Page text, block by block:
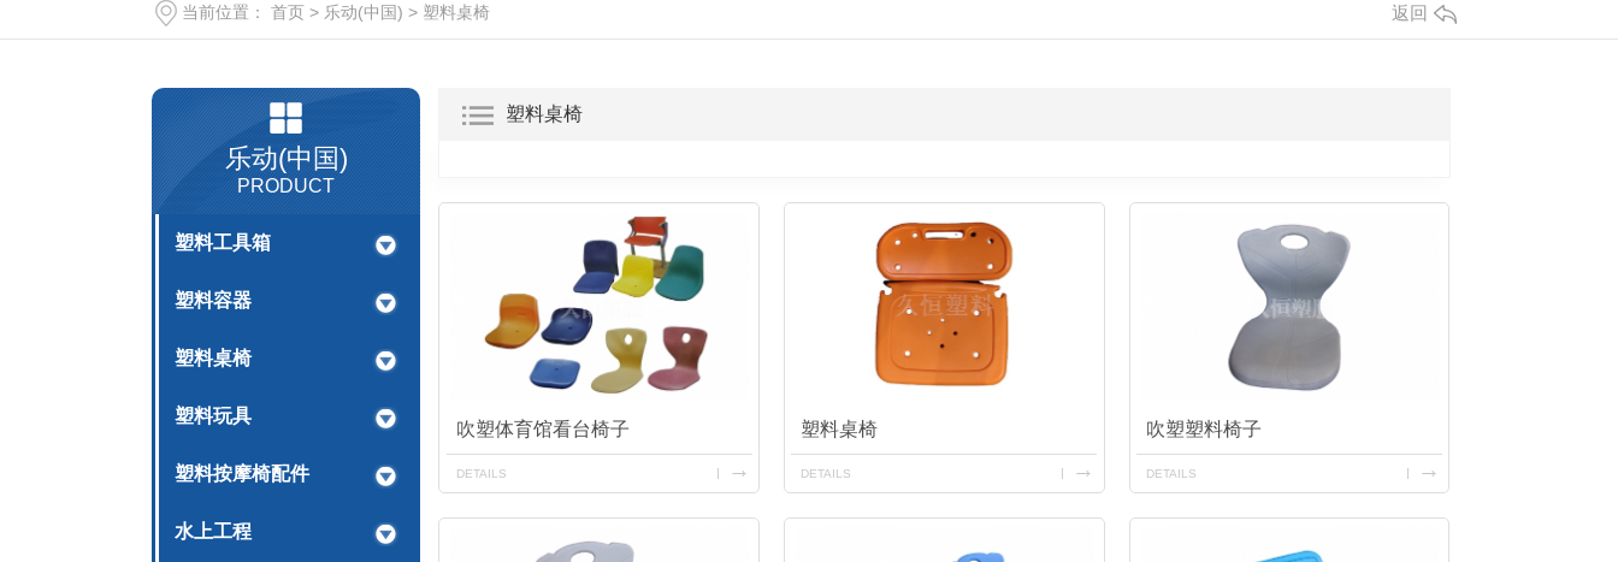
当前位置：首页 > 乐动(中国) > 塑料桌椅 返回
乐动(中国)
PRODUCT
塑料工具箱
塑料容器
塑料桌椅
塑料玩具
塑料按摩椅配件
水上工程
塑料桌椅
吹塑体育馆看台椅子
DETAILS
塑料桌椅
DETAILS
吹塑塑料椅子
DETAILS